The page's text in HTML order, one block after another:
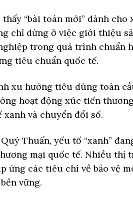
“bài toán mới” dành
chỉ dừng ở việc giới thiệu
trong quá trình chuẩn
tiêu chuẩn quốc tế.
xu hướng tiêu dùng toàn
hoạt động xúc tiến
và chuyển đổi số.
Thuấn, yếu tố “xanh”
mại quốc tế. Nhiều thị
ứng các tiêu chí về bảo vệ
vững.